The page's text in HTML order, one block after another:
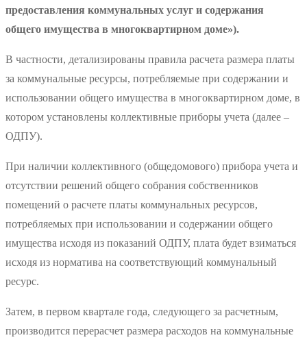
предоставления коммунальных услуг и содержания
общего имущества в многоквартирном доме»).
В частности, детализированы правила расчета размера платы
за коммунальные ресурсы, потребляемые при содержании и
использовании общего имущества в многоквартирном доме, в
котором установлены коллективные приборы учета (далее –
ОДПУ).
При наличии коллективного (общедомового) прибора учета и
отсутствии решений общего собрания собственников
помещений о расчете платы коммунальных ресурсов,
потребляемых при использовании и содержании общего
имущества исходя из показаний ОДПУ, плата будет взиматься
исходя из норматива на соответствующий коммунальный
ресурс.
Затем, в первом квартале года, следующего за расчетным,
производится перерасчет размера расходов на коммунальные